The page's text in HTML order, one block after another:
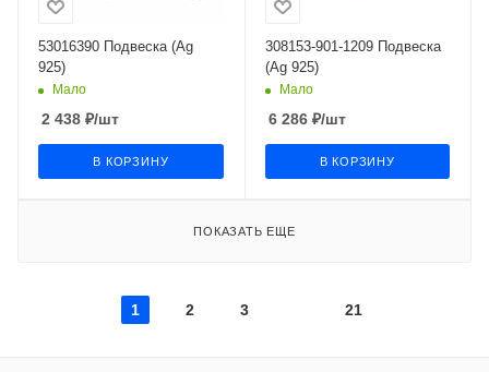
53016390 Подвеска (Ag
925)
Мало
2 438 ₽/шт
В КОРЗИНУ
308153-901-1209 Подвеска
(Ag 925)
Мало
6 286₽/шт
В КОРЗИНУ
ПОКАЗАТЬ ЕЩЕ
1 2 3 21